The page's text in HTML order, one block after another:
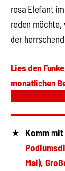
rosa Elefant
reden möchte,
der
Lies den
monatlichen
Komm mit
Mai),